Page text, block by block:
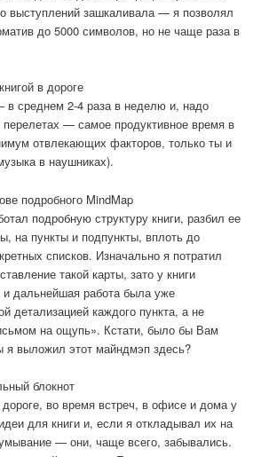
выступлений зашкаливала — я позволял
до 5000 символов, но не чаще раза в
в дороге
среднем 2-4 раза в неделю и, надо
перелетах — самое продуктивное время в
отвлекающих факторов, только ты и
в наушниках).
подробного MindMap
подробную структуру книги, разбил ее
на пункты и подпункты, вплоть до
списков. Изначально я потратил
такой карты, зато у книги
и дальнейшая работа была уже
детализацией каждого пункта, а не
на ощупь». Кстати, было бы Вам
я выложил этот майндмэп здесь?
блокнот
во время встреч, в офисе и дома у
для книги и, если я откладывал их на
— они, чаще всего, забывались.